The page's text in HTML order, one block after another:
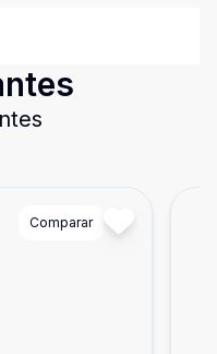
Comparar